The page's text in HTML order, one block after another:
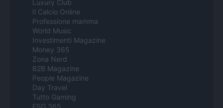
Luxury Club
Il Calcio Online
Professione mamma
World Music
Investimenti Magazine
Money 365
Zona Nerd
B2B Magazine
People Magazine
Day Travel
Tutto Gaming
ESG 365